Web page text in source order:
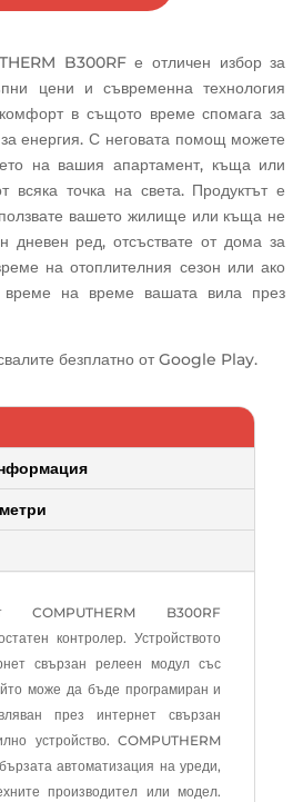
B300RF е отличен избор за
цени и съвременна технология
в същото време спомага за
енергия. С неговата помощ можете
на вашия апартамент, къща или
точка на света. Продуктът е
вашето жилище или къща не
дневен ред, отсъствате от дома за
на отоплителния сезон или ако
време на време вашата вила през
безплатно от Google Play.
COMPUTHERM B300RF
контролер. Устройството
свързан релеен модул със
може да бъде програмиран и
през интернет свързан
устройство. COMPUTHERM
автоматизация на уреди,
производител или модел.